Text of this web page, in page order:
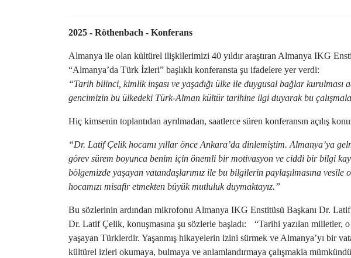
2025 - Röthenbach - Konferans
Almanya ile olan kültürel ilişkilerimizi 40 yıldır araştıran Almanya IKG
“Almanya’da Türk İzleri” başlıklı konferansta şu ifadelere yer verdi:
“Tarih bilinci, kimlik inşası ve yaşadığı ülke ile duygusal bağlar kurulması
gencimizin bu ülkedeki Türk-Alman kültür tarihine ilgi duyarak bu
Hiç kimsenin toplantıdan ayrılmadan, saatlerce süren konferansın açılış
“Dr. Latif Çelik hocamı yıllar önce Ankara’da dinlemiştim. Almanya’ya
görev sürem boyunca benim için önemli bir motivasyon ve ciddi bir bilgi
bölgemizde yaşayan vatandaşlarımız ile bu bilgilerin paylaşılmasına
hocamızı misafir etmekten büyük mutluluk duymaktayız.”
Bu sözlerinin ardından mikrofonu Almanya IKG Enstitüsü Başkanı Dr.
Dr. Latif Çelik, konuşmasına şu sözlerle başladı: “Tarihi yazılan
yaşayan Türklerdir. Yaşanmış hikayelerin izini sürmek ve Almanya’yı bir
kültürel izleri okumaya, bulmaya ve anlamlandırmaya çalışmakla